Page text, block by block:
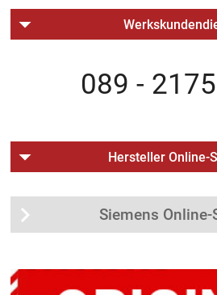
089 -
Hersteller Online-
Siemens Online-